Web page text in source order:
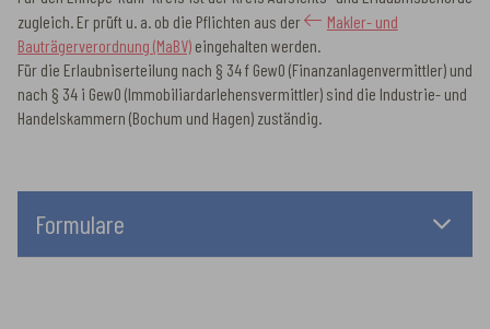
zugleich. Er prüft u. a. ob die Pflichten aus der
Makler- und
Bauträgerverordnung (MaBV) eingehalten werden.
Für die Erlaubniserteilung nach § 34 f GewO (Finanzanlagenvermittler) und
nach § 34 i GewO (Immobiliardarlehensvermittler) sind die Industrie- und
Handelskammern (Bochum und Hagen) zuständig.
Formulare